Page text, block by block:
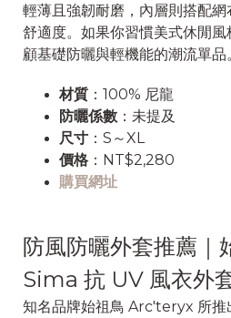
輕薄且強韌耐磨，內層則搭配
舒適度。如果你習慣美式休閒
顧基礎防曬與輕機能的潮流單品
材質 ：100% 尼龍
防曬係數 ：未提及
尺寸 ：S～XL
價格 ：NT$2,280
購買網址
防風防曬外套推薦
Sima 抗 UV 風衣外
知名品牌始祖鳥 Arc'teryx 所推